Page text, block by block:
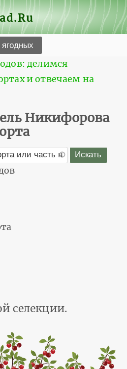
делимся
и отвечаем на
Никифорова
селекции.